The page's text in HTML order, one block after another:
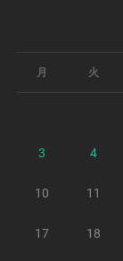
月 火
3 4
10 11
17 18